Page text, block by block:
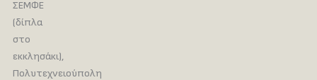
ΣΕΜΦΕ
(δίπλα
στο
εκκλησάκι),
Πολυτεχνειούπολη